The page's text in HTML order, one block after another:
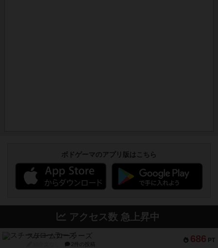
ボドゲーマのアプリ版はこちら
アクセス数 急上昇中
686 PT
スチームローラーズ
2件の投稿